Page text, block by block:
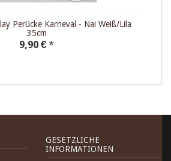
Perücke Karneval - Nai Weiß/Lila
35cm
9,90 € *
GESETZLICHE
INFORMATIONEN